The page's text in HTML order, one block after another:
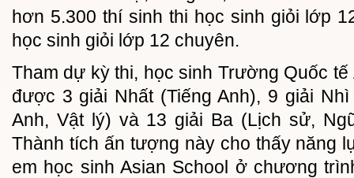
hơn 5.300 thí sinh thi học sinh giỏi lớp
học sinh giỏi lớp 12 chuyên.
Tham dự kỳ thi, học sinh Trường Quốc
được 3 giải Nhất (Tiếng Anh), 9 giải
Anh, Vật lý) và 13 giải Ba (Lịch sử,
Thành tích ấn tượng này cho thấy năng
em học sinh Asian School ở chương